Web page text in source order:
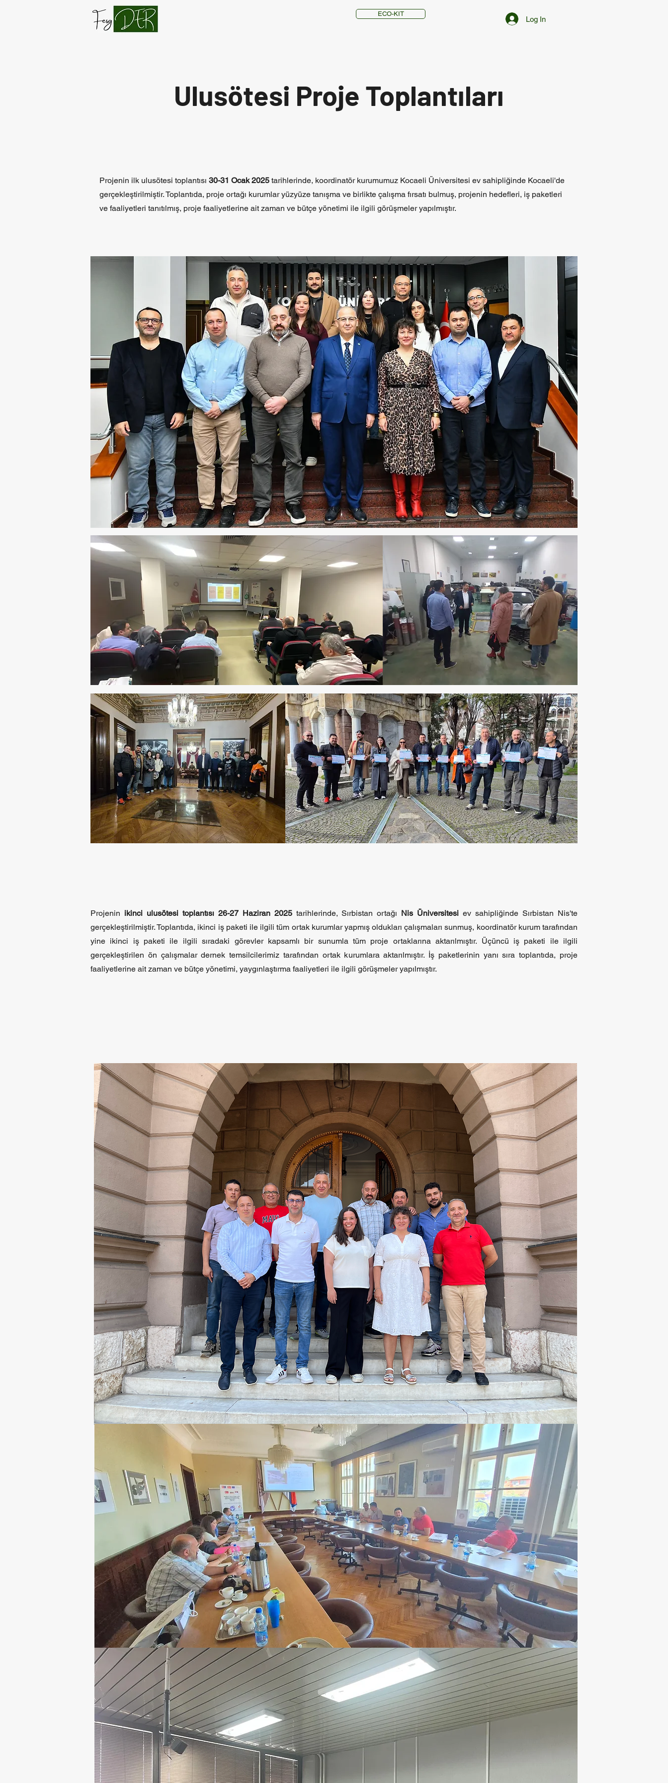
ECO-KIT
Log In
Ulusötesi Proje Toplantıları
Projenin ilk ulusötesi toplantısı 30-31 Ocak 2025 tarihlerinde, koordinatör kurumumuz Kocaeli Üniversitesi ev sahipliğinde Kocaeli'de
gerçekleştirilmiştir. Toplantıda, proje ortağı kurumlar yüzyüze tanışma ve birlikte çalışma fırsatı bulmuş, projenin hedefleri, iş paketleri
ve faaliyetleri tanıtılmış, proje faaliyetlerine ait zaman ve bütçe yönetimi ile ilgili görüşmeler yapılmıştır.
Projenin ikinci ulusötesi toplantısı 26-27 Haziran 2025tarihlerinde, Sırbistan ortağı Nis Üniversitesiev sahipliğinde Sırbistan Nis'te
gerçekleştirilmiştir. Toplantıda, ikinci iş paketi ile ilgili tüm ortak kurumlar yapmış oldukları çalışmaları sunmuş, koordinatör kurum tarafından
yine ikinci iş paketi ile ilgili sıradaki görevler kapsamlı bir sunumla tüm proje ortaklarına aktarılmıştır. Üçüncü iş paketi ile ilgili
gerçekleştirilen ön çalışmalar dernek temsilcilerimiz tarafından ortak kurumlara aktarılmıştır. İş paketlerinin yanı sıra toplantıda, proje
faaliyetlerine ait zaman ve bütçe yönetimi, yaygınlaştırma faaliyetleri ile ilgili görüşmeler yapılmıştır.